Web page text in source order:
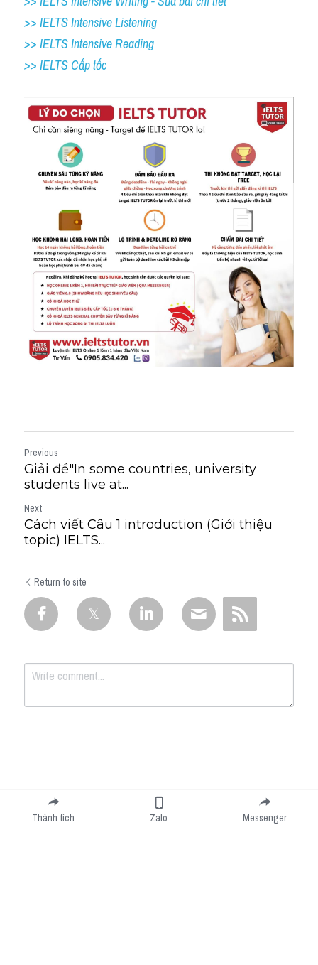
>> IELTS Intensive Listening
>> IELTS Intensive Reading
>> IELTS Cấp tốc
Previous
Giải đề"In some countries, university
students live at...
Next
Cách viết Câu 1 introduction (Giới thiệu
topic) IELTS...
Return to site
Submit
Thành tích Zalo Messenger